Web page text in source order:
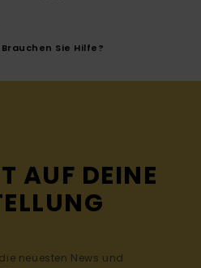
Sie Hilfe?
AUF DEINE
neuesten News und